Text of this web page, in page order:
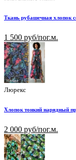
Ткань рубашечная хлопок
1 500 руб/пог.м.
Люрекс
Хлопок тонкий нарядный
2 000 руб/пог.м.